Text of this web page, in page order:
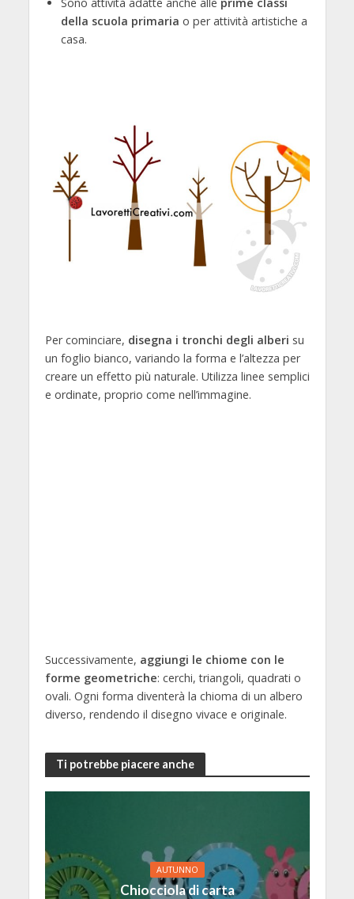
della scuola primaria o per attività artistiche a
casa.
Per cominciare, disegna i tronchi degli alberi su
un foglio bianco, variando la forma e l’altezza per
creare un effetto più naturale. Utilizza linee semplici
e ordinate, proprio come nell’immagine.
Successivamente, aggiungi le chiome con le
forme geometriche: cerchi, triangoli, quadrati o
ovali. Ogni forma diventerà la chioma di un albero
diverso, rendendo il disegno vivace e originale.
Ti potrebbe piacere anche
AUTUNNO
Chiocciola di carta